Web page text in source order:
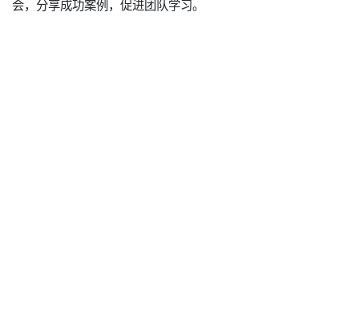
会，分享成功案例，促进团队学习。